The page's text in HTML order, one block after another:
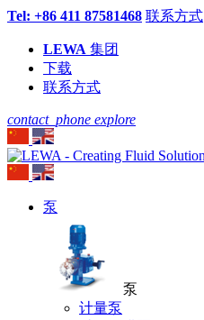
Tel: +86 411 87581468 联系方式
LEWA 集团
下载
联系方式
contact_phone explore
泵
泵
计量泵